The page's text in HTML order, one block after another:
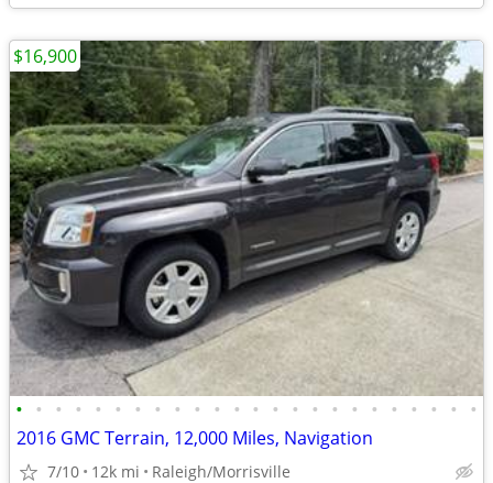
• • • • • • • • • • • • • • • • • • • • • • • •
2016 GMC Terrain, 12,000 Miles, Navigation
7/10 12k mi Raleigh/Morrisville
$16,900